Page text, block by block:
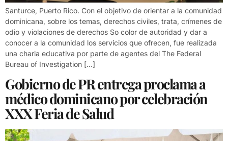
Santurce, Puerto Rico. Con el objetivo de orientar a la comunidad
dominicana, sobre los temas, derechos civiles, trata, crímenes de
odio y violaciones de derechos So color de autoridad y dar a
conocer a la comunidad los servicios que ofrecen, fue realizada
una charla educativa por parte de agentes del The Federal
Bureau of Investigation […]
Gobierno de PR entrega proclama a
médico dominicano por celebración
XXX Feria de Salud